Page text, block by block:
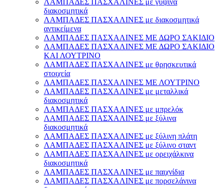
ΛΑΜΠΑΔΕΣ ΠΑΣΧΑΛΙΝΕΣ με γύψινα
διακοσμητικά
ΛΑΜΠΑΔΕΣ ΠΑΣΧΑΛΙΝΕΣ με διακοσμητικά
αντικείμενα
ΛΑΜΠΑΔΕΣ ΠΑΣΧΑΛΙΝΕΣ ΜΕ ΔΩΡΟ ΣΑΚΙΔΙΟ
ΛΑΜΠΑΔΕΣ ΠΑΣΧΑΛΙΝΕΣ ΜΕ ΔΩΡΟ ΣΑΚΙΔΙΟ
ΚΑΙ ΛΟΥΤΡΙΝΟ
ΛΑΜΠΑΔΕΣ ΠΑΣΧΑΛΙΝΕΣ με θρησκευτικά
στοιχεία
ΛΑΜΠΑΔΕΣ ΠΑΣΧΑΛΙΝΕΣ ΜΕ ΛΟΥΤΡΙΝΟ
ΛΑΜΠΑΔΕΣ ΠΑΣΧΑΛΙΝΕΣ με μεταλλικά
διακοσμητικά
ΛΑΜΠΑΔΕΣ ΠΑΣΧΑΛΙΝΕΣ με μπρελόκ
ΛΑΜΠΑΔΕΣ ΠΑΣΧΑΛΙΝΕΣ με ξύλινα
διακοσμητικά
ΛΑΜΠΑΔΕΣ ΠΑΣΧΑΛΙΝΕΣ με ξύλινη πλάτη
ΛΑΜΠΑΔΕΣ ΠΑΣΧΑΛΙΝΕΣ με ξύλινο σταντ
ΛΑΜΠΑΔΕΣ ΠΑΣΧΑΛΙΝΕΣ με ορειχάλκινα
διακοσμητικά
ΛΑΜΠΑΔΕΣ ΠΑΣΧΑΛΙΝΕΣ με παιχνίδια
ΛΑΜΠΑΔΕΣ ΠΑΣΧΑΛΙΝΕΣ με πορσελάνινα